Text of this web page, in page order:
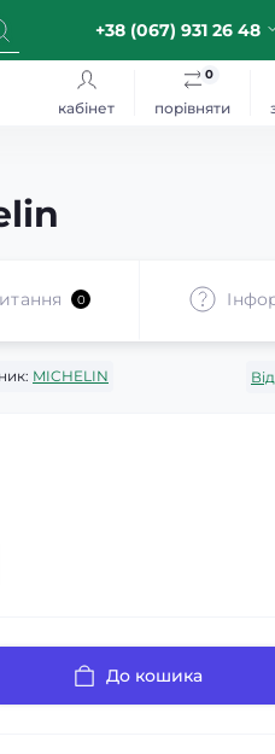
+38 (067) 931 26 48
кабінет
порівняти
0
0
MICHELIN
До кошика